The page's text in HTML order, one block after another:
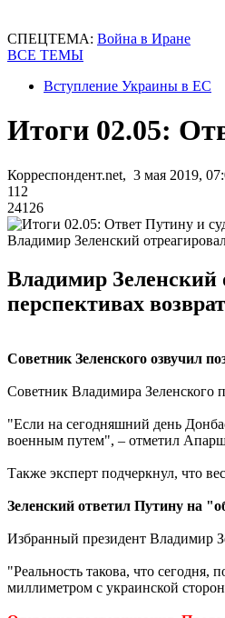
СПЕЦТЕМА: Война в Иране
ВСЕ ТЕМЫ
Вступление Украины в ЕС
Итоги 02.05:
Корреспондент.net, 3 мая 2019,
112
24126
Владимир Зеленский
Владимир Зеленский
перспективах
Советник Зеленского озвучил
Советник Владимира Зеленского
"Если на сегодняшний день
военным путем", – отметил
Также эксперт подчеркнул, что
Зеленский ответил Путину на
Избранный президент Владимир
"Реальность такова, что
миллиметром с украинской